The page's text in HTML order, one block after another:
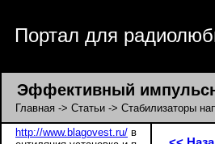
Портал для
Эффективный
Главная -> Статьи -> Стабилизаторы
http://www.blagovest.ru/ в